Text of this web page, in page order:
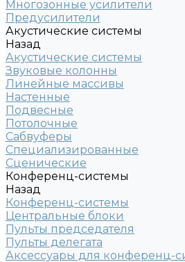
Многозонные усилители
Предусилители
Акустические системы
Назад
Акустические системы
Звуковые колонны
Линейные массивы
Настенные
Подвесные
Потолочные
Сабвуферы
Специализированные
Сценические
Конференц-системы
Назад
Конференц-системы
Центральные блоки
Пульты председателя
Пульты делегата
Аксессуары для конференц-